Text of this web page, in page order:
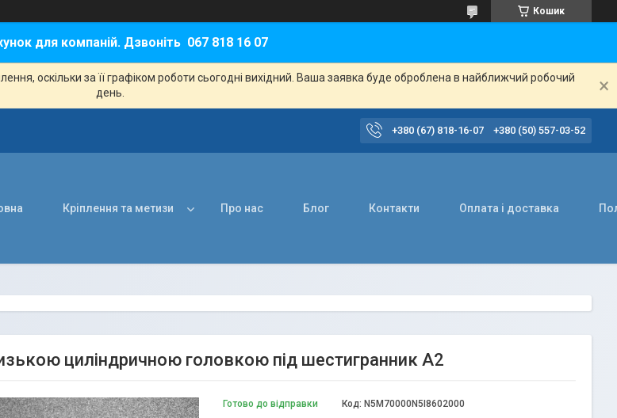
Кошик
для компаній. Дзвоніть 067 818 16 07
оскільки за її графіком роботи сьогодні вихідний. Ваша заявка буде оброблена в найближчий робочий
день.
+380 (67) 818-16-07 +380 (50) 557-03-52
Кріплення та метизи Про нас Блог Контакти Оплата і доставка
циліндричною головкою під шестигранник A2
Готово до відправки Код: N5M70000N5I8602000